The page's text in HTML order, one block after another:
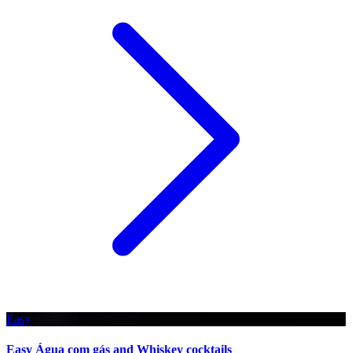
Easy
Easy Água com gás and Whiskey cocktails